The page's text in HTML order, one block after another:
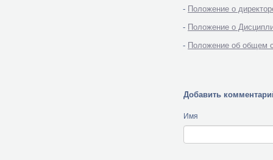
- Положение о
- Положение о
- Положение об общем
Добавить
Имя